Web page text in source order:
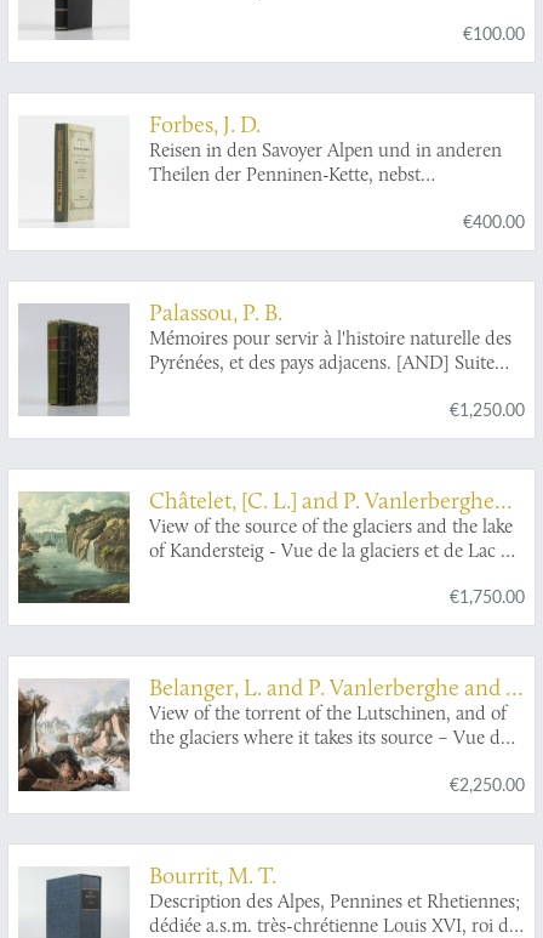
€100.00
Forbes, J. D.
Reisen in den Savoyer Alpen und in anderen
Theilen der Penninen-Kette, nebst
€400.00
Palassou, P. B.
Mémoires pour servir à l'histoire naturelle des
Pyrénées, et des pays adjacens. [AND] Suite
€1,250.00
Châtelet, [C. L.] and P. Vanlerberghe
and J. Merigot
View of the source of the glaciers and the lake
of Kandersteig - Vue de la glaciers et de Lac du
€1,750.00
Belanger, L. and P. Vanlerberghe and S.
Malgo
View of the torrent of the Lutschinen, and of
the glaciers where it takes its source – Vue du
€2,250.00
Bourrit, M. T.
Description des Alpes, Pennines et Rhetiennes;
dédiée a.s.m. très-chrétienne Louis XVI, roi de